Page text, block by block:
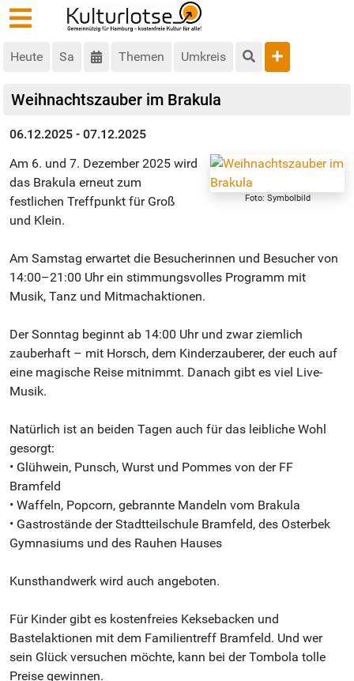
Heute Sa Themen Umkreis
Weihnachtszauber im Brakula
06.12.2025 - 07.12.2025
Foto: Symbolbild
Am 6. und 7. Dezember 2025 wird
das Brakula erneut zum
festlichen Treffpunkt für Groß
und Klein.
Am Samstag erwartet die Besucherinnen und Besucher von
14:00–21:00 Uhr ein stimmungsvolles Programm mit
Musik, Tanz und Mitmachaktionen.
Der Sonntag beginnt ab 14:00 Uhr und zwar ziemlich
zauberhaft – mit Horsch, dem Kinderzauberer, der euch auf
eine magische Reise mitnimmt. Danach gibt es viel Live-
Musik.
Natürlich ist an beiden Tagen auch für das leibliche Wohl
gesorgt:
• Glühwein, Punsch, Wurst und Pommes von der FF
Bramfeld
• Waffeln, Popcorn, gebrannte Mandeln vom Brakula
• Gastrostände der Stadtteilschule Bramfeld, des Osterbek
Gymnasiums und des Rauhen Hauses
Kunsthandwerk wird auch angeboten.
Für Kinder gibt es kostenfreies Keksebacken und
Bastelaktionen mit dem Familientreff Bramfeld. Und wer
sein Glück versuchen möchte, kann bei der Tombola tolle
Preise gewinnen.